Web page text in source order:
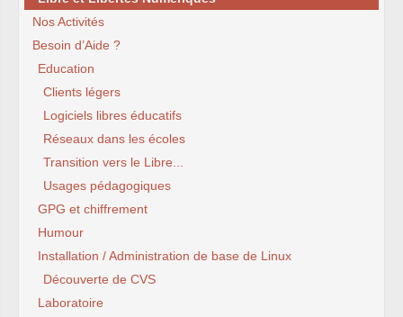
Nos Activités
Besoin d’Aide ?
Education
Clients légers
Logiciels libres éducatifs
Réseaux dans les écoles
Transition vers le Libre...
Usages pédagogiques
GPG et chiffrement
Humour
Installation / Administration de base de Linux
Découverte de CVS
Laboratoire